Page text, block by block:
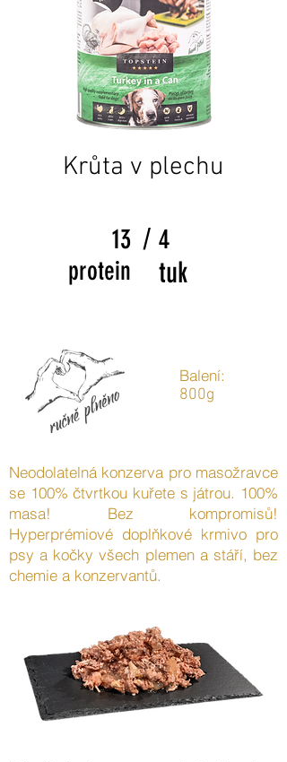
Krůta v plechu
Balení:
800g
Neodolatelná konzerva pro masožravce
se 100% čtvrtkou kuřete s játrou. 100%
masa! Bez kompromisů!
Hyperprémiové doplňkové krmivo pro
psy a kočky všech plemen a stáří, bez
chemie a konzervantů.
13 / 4
protein tuk